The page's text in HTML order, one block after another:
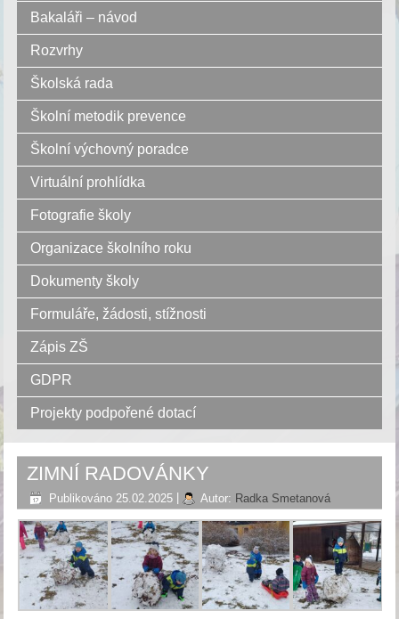
Bakaláři – návod
Rozvrhy
Školská rada
Školní metodik prevence
Školní výchovný poradce
Virtuální prohlídka
Fotografie školy
Organizace školního roku
Dokumenty školy
Formuláře, žádosti, stížnosti
Zápis ZŠ
GDPR
Projekty podpořené dotací
ZIMNÍ RADOVÁNKY
Publikováno 25.02.2025 Autor: Radka Smetanová